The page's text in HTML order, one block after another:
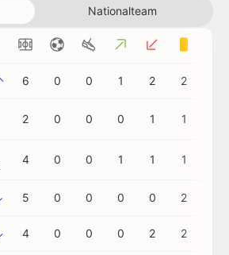
Nationalteam
6 0 0 1 2 2
2 0 0 0 1 1
4 0 0 1 1 1
5 0 0 0 0 2
4 0 0 0 2 2